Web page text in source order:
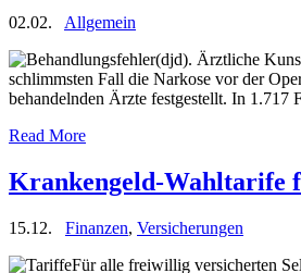
02.02.
Allgemein
(djd). Ärztliche
schlimmsten Fall die Narkose vor der
behandelnden Ärzte festgestellt. In 1.717
Read More
Krankengeld-Wahltarife
15.12. Finanzen, Versicherungen
Für alle freiwillig versicherten